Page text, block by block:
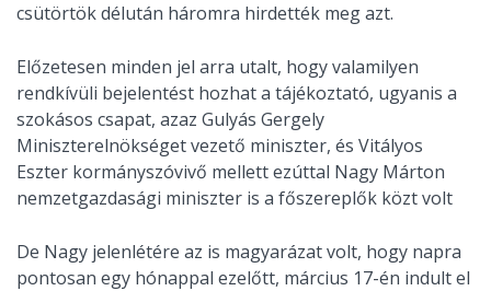
csütörtök délután háromra hirdették meg azt.
Előzetesen minden jel arra utalt, hogy valamilyen
rendkívüli bejelentést hozhat a tájékoztató, ugyanis a
szokásos csapat, azaz Gulyás Gergely
Miniszterelnökséget vezető miniszter, és Vitályos
Eszter kormányszóvivő mellett ezúttal Nagy Márton
nemzetgazdasági miniszter is a főszereplők közt volt
De Nagy jelenlétére az is magyarázat volt, hogy napra
pontosan egy hónappal ezelőtt, március 17-én indult el